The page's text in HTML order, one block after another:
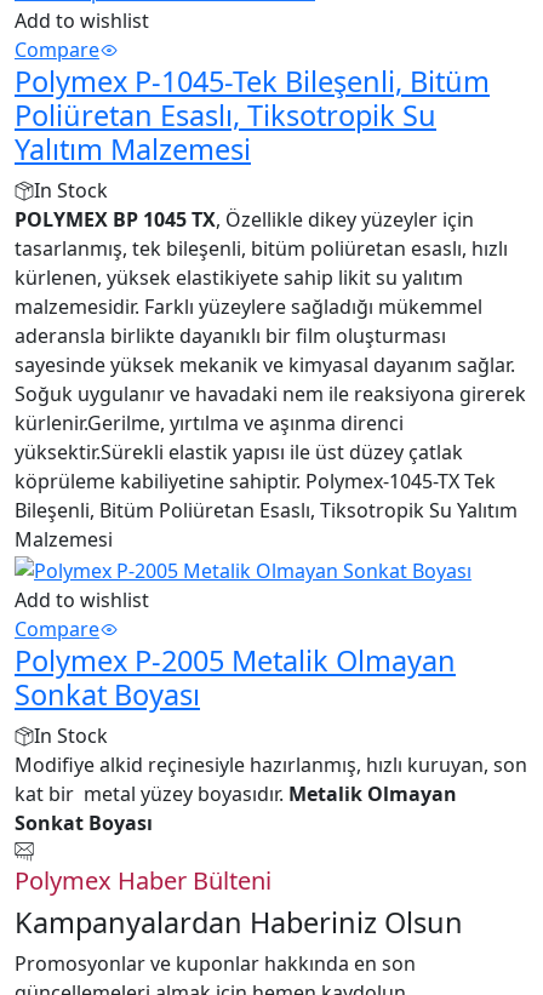
Add to wishlist
Compare
Polymex P-1045-Tek Bileşenli, Bitüm
Poliüretan Esaslı, Tiksotropik Su
Yalıtım Malzemesi
In Stock
POLYMEX BP 1045 TX, Özellikle dikey yüzeyler için
tasarlanmış, tek bileşenli, bitüm poliüretan esaslı, hızlı
kürlenen, yüksek elastikiyete sahip likit su yalıtım
malzemesidir. Farklı yüzeylere sağladığı mükemmel
aderansla birlikte dayanıklı bir film oluşturması
sayesinde yüksek mekanik ve kimyasal dayanım sağlar.
Soğuk uygulanır ve havadaki nem ile reaksiyona girerek
kürlenir.Gerilme, yırtılma ve aşınma direnci
yüksektir.Sürekli elastik yapısı ile üst düzey çatlak
köprüleme kabiliyetine sahiptir. Polymex-1045-TX Tek
Bileşenli, Bitüm Poliüretan Esaslı, Tiksotropik Su Yalıtım
Malzemesi
Add to wishlist
Compare
Polymex P-2005 Metalik Olmayan
Sonkat Boyası
In Stock
Modifiye alkid reçinesiyle hazırlanmış, hızlı kuruyan, son
kat bir metal yüzey boyasıdır. Metalik Olmayan
Sonkat Boyası
Polymex Haber Bülteni
Kampanyalardan Haberiniz Olsun
Promosyonlar ve kuponlar hakkında en son